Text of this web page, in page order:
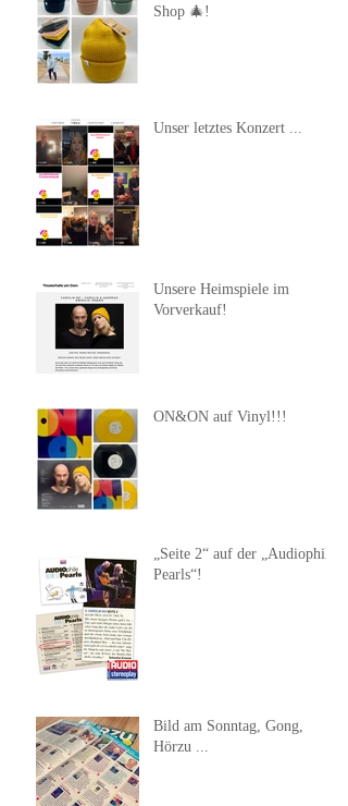
Shop 🎄!
Unser letztes Konzert ...
Unsere Heimspiele im
Vorverkauf!
ON&ON auf Vinyl!!!
„Seite 2“ auf der „Audiophile
Pearls“!
Bild am Sonntag, Gong,
Hörzu ...